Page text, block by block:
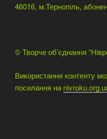
46016, м.Тернопіль,
© Творче об’єднання
Використання контенту
посилання на